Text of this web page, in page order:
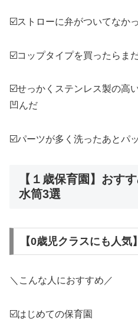
☑️ストローに弁がついてなか
☑️コップタイプを買ったらま
☑️せっかくステンレス製の高
凹んだ
☑️パーツが多く洗ったあとパ
【１歳保育園】おす
水筒3選
【0歳児クラスにも人
＼こんな人におすすめ／
☑️はじめての保育園